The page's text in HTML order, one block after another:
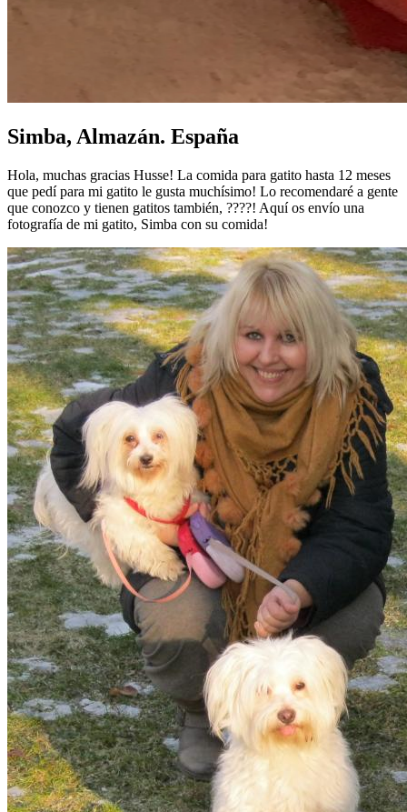
Simba, Almazán. España
Hola, muchas gracias Husse! La comida para gatito hasta 12 meses
que pedí para mi gatito le gusta muchísimo! Lo recomendaré a gente
que conozco y tienen gatitos también, ????! Aquí os envío una
fotografía de mi gatito, Simba con su comida!